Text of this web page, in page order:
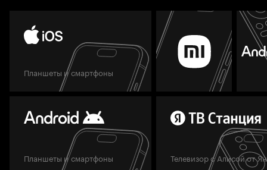
Планшеты и смартфоны
Планшеты и смартфоны Телевизор с Алисой от